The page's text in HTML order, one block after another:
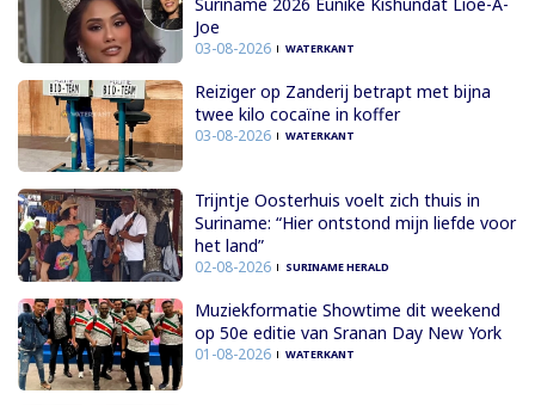
Suriname 2026 Eunike Kishundat Lioe-A-
Joe
03-08-2026 WATERKANT
Reiziger op Zanderij betrapt met bijna
twee kilo cocaïne in koffer
03-08-2026 WATERKANT
Trijntje Oosterhuis voelt zich thuis in
Suriname: “Hier ontstond mijn liefde voor
het land”
02-08-2026 SURINAME HERALD
Muziekformatie Showtime dit weekend
op 50e editie van Sranan Day New York
01-08-2026 WATERKANT